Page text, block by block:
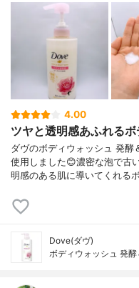
4.00
ツヤと透明感あふれる
ダヴのボディウォッシュ 発酵
使用しました😊濃密な泡で古
明感のある肌に導いてくれる
Dove(ダヴ)
ボディウォッシュ 発